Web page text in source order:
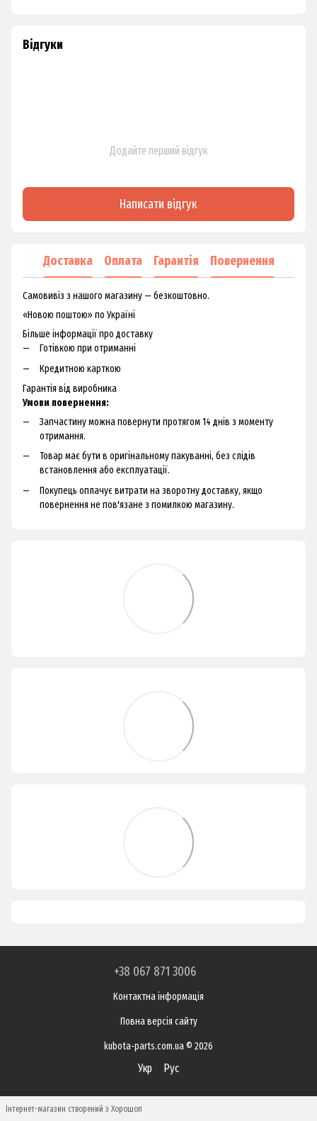
Відгуки
Додайте перший відгук
Написати відгук
Доставка Оплата Гарантія Повернення
Самовивіз з нашого магазину — безкоштовно.
«Новою поштою» по Україні
Більше інформації про доставку
Готівкою при отриманні
Кредитною карткою
Гарантія від виробника
Умови повернення:
Запчастину можна повернути протягом 14 днів з моменту
отримання.
Товар має бути в оригінальному пакуванні, без слідів
встановлення або експлуатації.
Покупець оплачує витрати на зворотну доставку, якщо
повернення не пов'язане з помилкою магазину.
+38 067 871 3006
Контактна інформація
Повна версія сайту
kubota-parts.com.ua © 2026
Укр Рус
Інтернет-магазин створений з Хорошоп